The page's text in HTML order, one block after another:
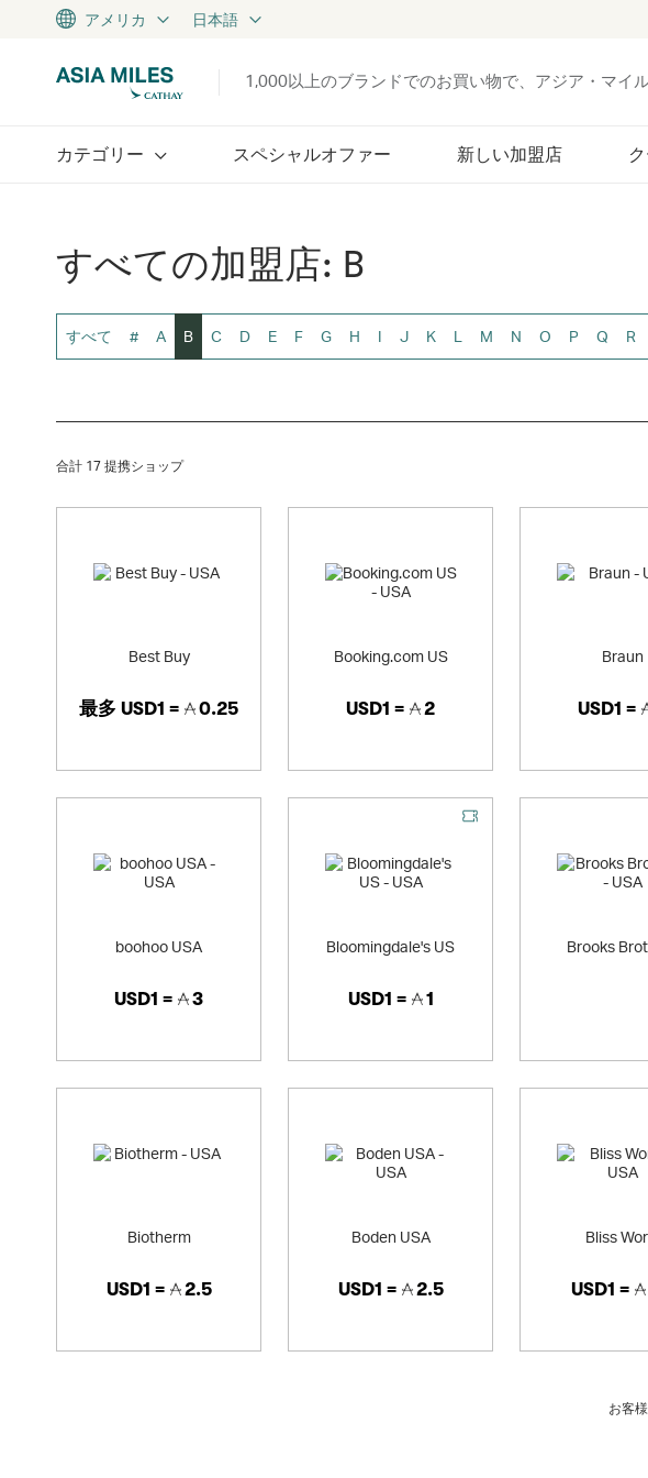
アメリカ 日本語
1,000以上のブランドでのお買い物で、アジア・マイ
カテゴリー スペシャルオファー 新しい加盟店
すべての加盟店: B
すべて # A B C D E F G H I J K L M N O P Q R
合計 17 提携ショップ
Best Buy
最多 USD1 = 0.25
Booking.com US
USD1 = 2
Braun
USD1 =
boohoo USA
USD1 = 3
Bloomingdale's US
USD1 = 1
Brooks
Biotherm
USD1 = 2.5
Boden USA
USD1 = 2.5
Bliss
USD1 =
お客